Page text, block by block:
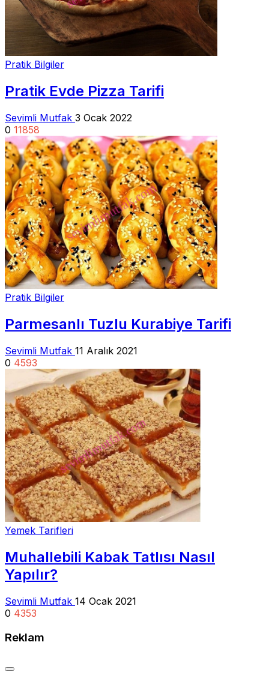
Pratik Bilgiler
Pratik Evde Pizza Tarifi
Sevimli Mutfak 3 Ocak 2022
0 11858
Pratik Bilgiler
Parmesanlı Tuzlu Kurabiye Tarifi
Sevimli Mutfak 11 Aralık 2021
0 4593
Yemek Tarifleri
Muhallebili Kabak Tatlısı Nasıl
Yapılır?
Sevimli Mutfak 14 Ocak 2021
0 4353
Reklam